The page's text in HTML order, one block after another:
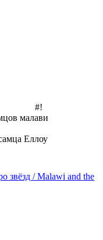
#!
малави
Еллоу
звёзд / Malawi and the